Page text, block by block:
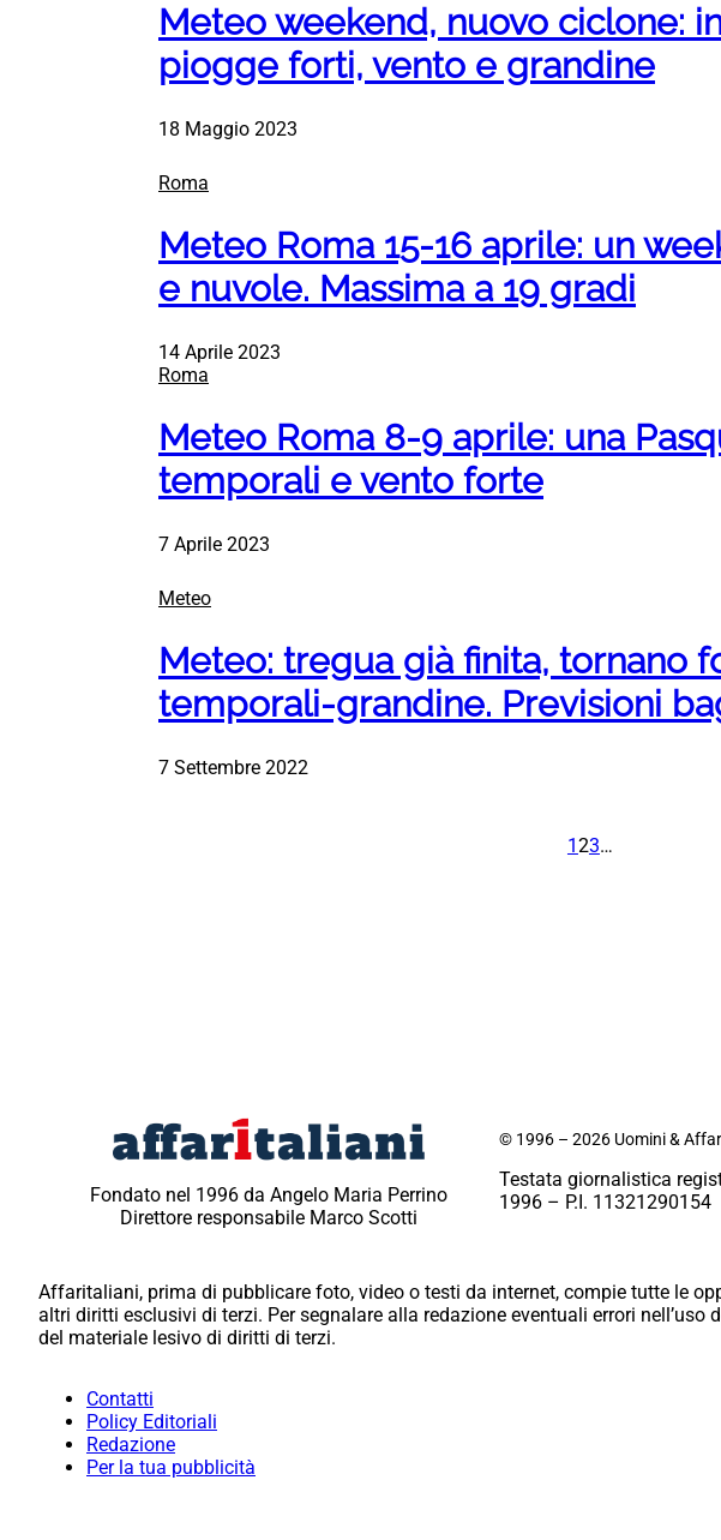
Meteo weekend, nuovo ciclone:
piogge forti, vento e grandine
18 Maggio 2023
Roma
Meteo Roma 15-16 aprile: un
e nuvole. Massima a 19 gradi
14 Aprile 2023
Roma
Meteo Roma 8-9 aprile: una
temporali e vento forte
7 Aprile 2023
Meteo
Meteo: tregua già finita, tornano
temporali-grandine. Previsioni
7 Settembre 2022
123…
Fondato nel 1996 da Angelo Maria Perrino
Direttore responsabile Marco Scotti
© 1996 – 2026 Uomini &
Testata giornalistica
1996 – P.I. 11321290154
Affaritaliani, prima di pubblicare foto, video o testi da internet, compie tutte le
altri diritti esclusivi di terzi. Per segnalare alla redazione eventuali errori
del materiale lesivo di diritti di terzi.
Contatti
Policy Editoriali
Redazione
Per la tua pubblicità